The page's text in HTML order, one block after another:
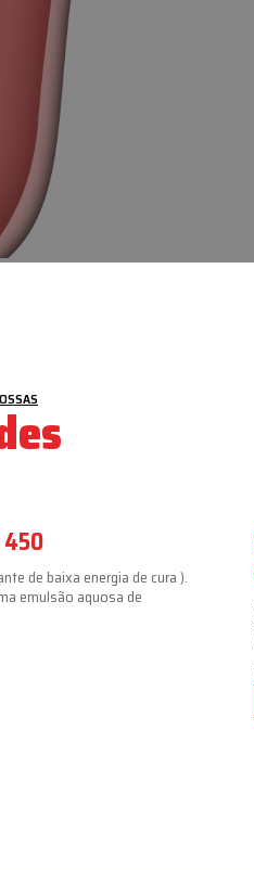
de baixa energia de cura ).
emulsão aquosa de